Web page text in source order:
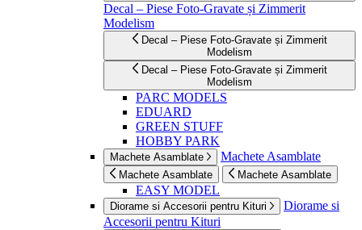
Decal – Piese Foto-Gravate și Zimmerit
Modelism
Decal – Piese Foto-Gravate și Zimmerit
Modelism
Decal – Piese Foto-Gravate și Zimmerit
Modelism
PARC MODELS
EDUARD
GREEN STUFF
HOBBY PARK
Machete Asamblate Machete Asamblate
Machete Asamblate Machete Asamblate
EASY MODEL
Diorame si Accesorii pentru Kituri
Diorame si
Accesorii pentru Kituri